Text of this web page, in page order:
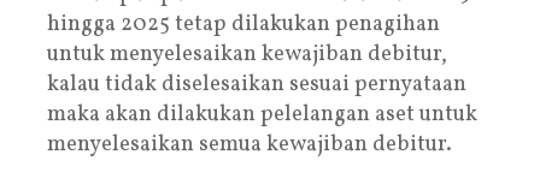
hingga 2025 tetap dilakukan penagihan
untuk menyelesaikan kewajiban debitur,
kalau tidak diselesaikan sesuai pernyataan
maka akan dilakukan pelelangan aset untuk
menyelesaikan semua kewajiban debitur.